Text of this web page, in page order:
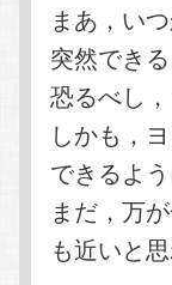
まあ，い
突然でき
恐るべし，
しかも，
できるよ
まだ，万
も近いと